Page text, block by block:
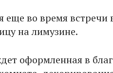
еще во время встречи
на лимузине.
оформленная в